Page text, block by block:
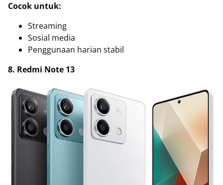
Cocok untuk:
Streaming
Sosial media
Penggunaan harian stabil
8. Redmi Note 13